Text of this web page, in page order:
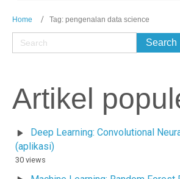
Home Tag: pengenalan data science
Artikel
Deep Learning: Convolutional
(aplikasi)
30 views